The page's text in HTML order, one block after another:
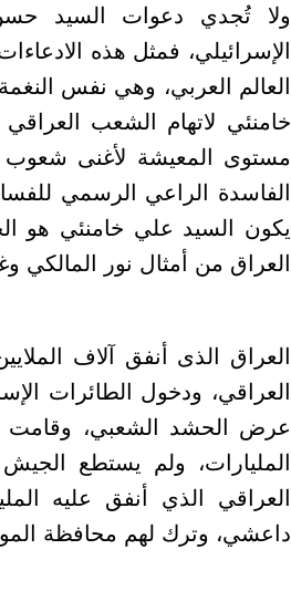
ولا تُجدي دعوات السيد
الإسرائيلي، فمثل هذه
العالم العربي، وهي نفس
خامنئي لاتهام الشعب
مستوى المعيشة لأغنى شعوب
الفاسدة الراعي الرسمي
يكون السيد علي خامنئي هو
العراق من أمثال نور المالكي
العراق الذى أنفق آلاف
العراقي، ودخول الطائرات
عرض الحشد الشعبي، وقامت
المليارات، ولم يستطع
داعشي، وترك لهم محافظة